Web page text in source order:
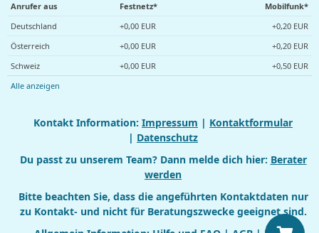
Anrufer aus Festnetz*
Mobilfunk*
Deutschland
+0,00 EUR
+0,20 EUR
Österreich
+0,00 EUR
+0,20 EUR
Schweiz
+0,00 EUR
+0,50 EUR
Alle anzeigen
Kontakt Information: Impressum | Kontaktformular
| Datenschutz
Du passt zu unserem Team? Dann melde dich hier: Berater
werden
Bitte beachten Sie, dass die angeführten Kontaktdaten nur
zu Kontakt- und nicht für Beratungszwecke geeignet sind.